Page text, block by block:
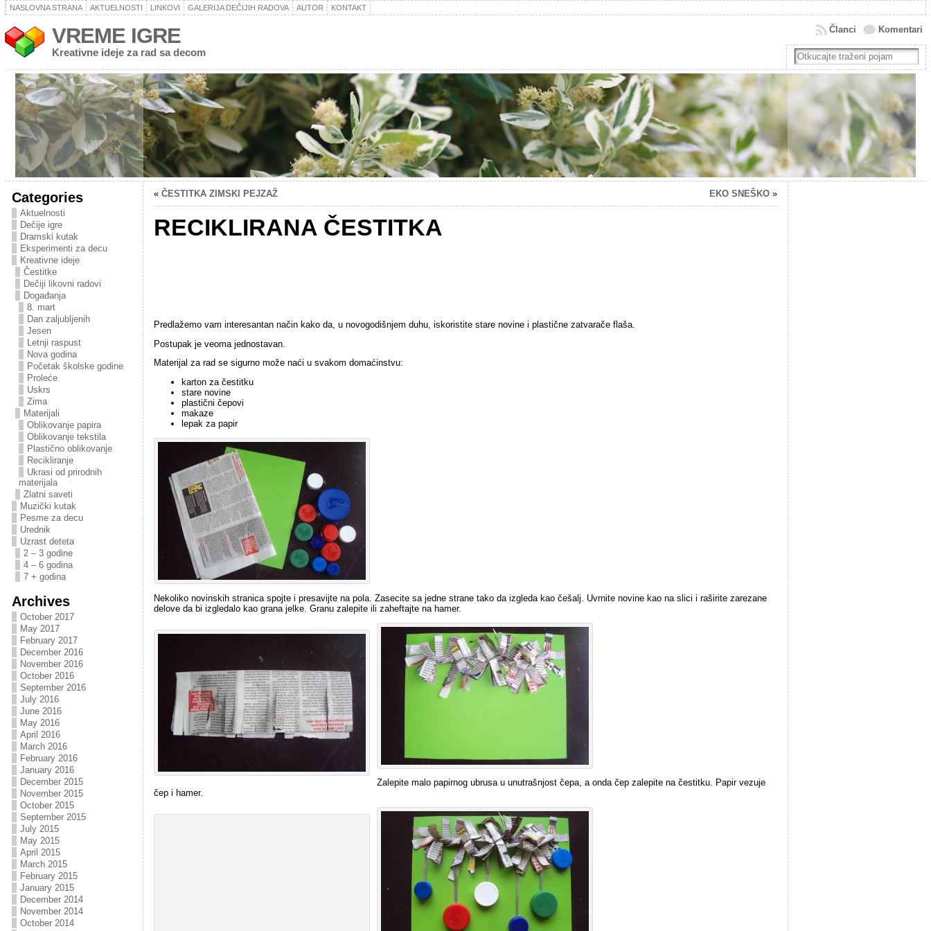
NASLOVNA STRANA AKTUELNOSTI LINKOVI GALERIJA DEČIJIH RADOVA AUTOR KONTAKT
VREME IGRE
Kreativne ideje za rad sa decom
Komentari
Članci
Categories
Aktuelnosti
Dečije igre
Dramski kutak
Eksperimenti za decu
Kreativne ideje
Čestitke
Dečiji likovni radovi
Događanja
8. mart
Dan zaljubljenih
Jesen
Letnji raspust
Nova godina
Početak školske godine
Proleće
Uskrs
Zima
Materijali
Oblikovanje papira
Oblikovanje tekstila
Plastično oblikovanje
Recikliranje
Ukrasi od prirodnih
materijala
Zlatni saveti
Muzički kutak
Pesme za decu
Urednik
Uzrast deteta
2 – 3 godine
4 – 6 godina
7 + godina
Archives
October 2017
May 2017
February 2017
December 2016
November 2016
October 2016
September 2016
July 2016
June 2016
May 2016
April 2016
March 2016
February 2016
January 2016
December 2015
November 2015
October 2015
September 2015
July 2015
May 2015
April 2015
March 2015
February 2015
January 2015
December 2014
November 2014
October 2014
« ČESTITKA ZIMSKI PEJZAŽ EKO SNEŠKO»
RECIKLIRANA ČESTITKA
Predlažemo vam interesantan način kako da, u novogodišnjem duhu, iskoristite stare novine i plastične zatvarače flaša.
Postupak je veoma jednostavan.
Materijal za rad se sigurno može naći u svakom domaćinstvu:
karton za čestitku
stare novine
plastični čepovi
makaze
lepak za papir
Nekoliko novinskih stranica spojte i presavijte na pola. Zasecite sa jedne strane tako da izgleda kao češalj. Uvrnite novine kao na slici i raširite zarezane
delove da bi izgledalo kao grana jelke. Granu zalepite ili zaheftajte na hamer.
Zalepite malo papirnog ubrusa u unutrašnjost čepa, a onda čep zalepite na čestitku. Papir vezuje
čep i hamer.